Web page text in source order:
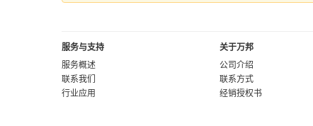
服务与支持
服务概述
联系我们
行业应用
关于万邦
公司介绍
联系方式
经销授权书